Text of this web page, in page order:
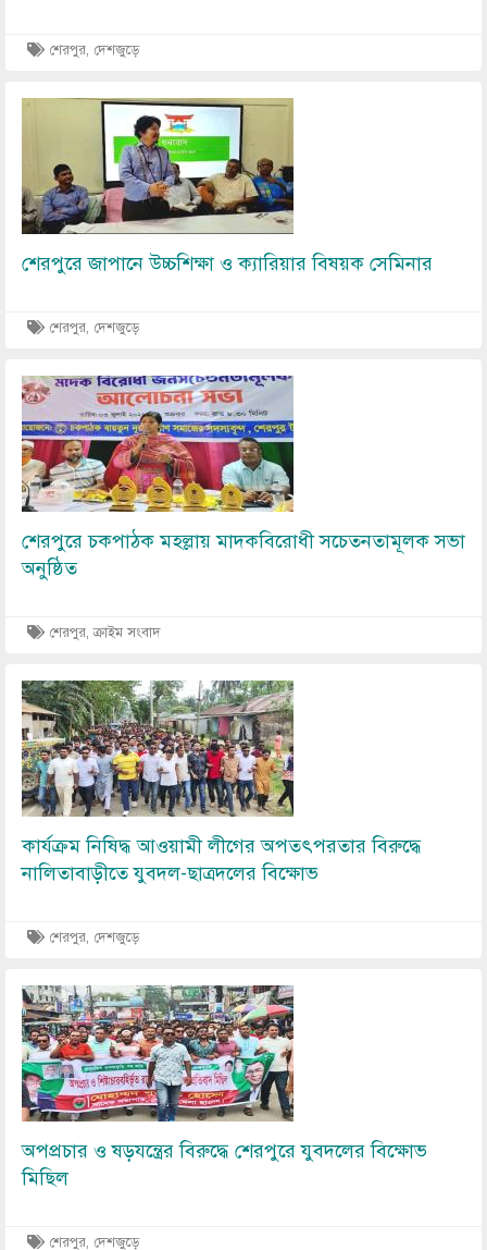
শেরপুর, দেশজুড়ে
শেরপুরে জাপানে উচ্চশিক্ষা ও ক্যারিয়ার বিষয়ক সেমিনার
শেরপুর, দেশজুড়ে
Image
শেরপুরে চকপাঠক মহল্লায় মাদকবিরোধী সচেতনতামূলক সভা
অনুষ্ঠিত
শেরপুর, ক্রাইম সংবাদ
Image
কার্যক্রম নিষিদ্ধ আওয়ামী লীগের অপতৎপরতার বিরুদ্ধে
নালিতাবাড়ীতে যুবদল-ছাত্রদলের বিক্ষোভ
শেরপুর, দেশজুড়ে
Image
অপপ্রচার ও ষড়যন্ত্রের বিরুদ্ধে শেরপুরে যুবদলের বিক্ষোভ
মিছিল
শেরপুর, দেশজুড়ে